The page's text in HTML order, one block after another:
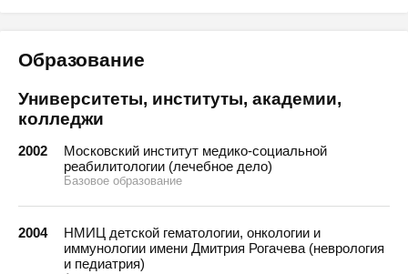
Образование
Университеты, институты, академии,
колледжи
2002
Московский институт медико-социальной
реабилитологии (лечебное дело)
Базовое образование
2004
НМИЦ детской гематологии, онкологии и
иммунологии имени Дмитрия Рогачева (неврология
и педиатрия)